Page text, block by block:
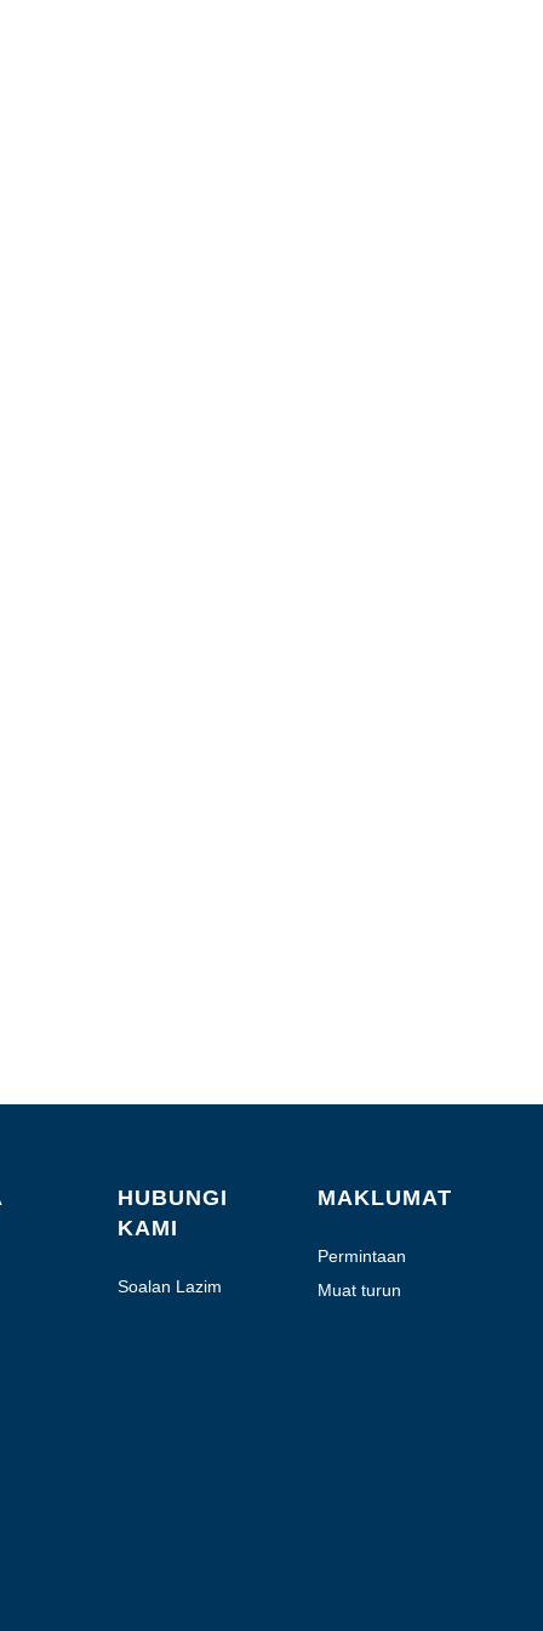
HUBUNGI
KAMI
Soalan Lazim
MAKLUMAT
Permintaan
Sebutharga
Muat turun